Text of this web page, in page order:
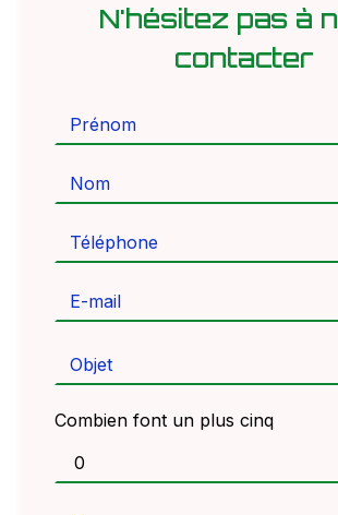
N'hésitez pas à
contacter
Combien font un plus cinq